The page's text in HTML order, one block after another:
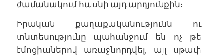
ժամանակում հասնի այդ արդյունքին։
Իրական քաղաքականությունն ու
տնտեսությունը պահանջում են ոչ թե
էմոցիաներով առաջնորդվել, այլ սթափ